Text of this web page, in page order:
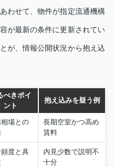
わせて、物件が指定流通機構
が最新の条件に更新されてい
が、情報公開状況から抱え込
べきポイ
ント
抱え込みを疑う例
場との
長期空室かつ高め
賃料
度と具
内見少数で説明不
十分